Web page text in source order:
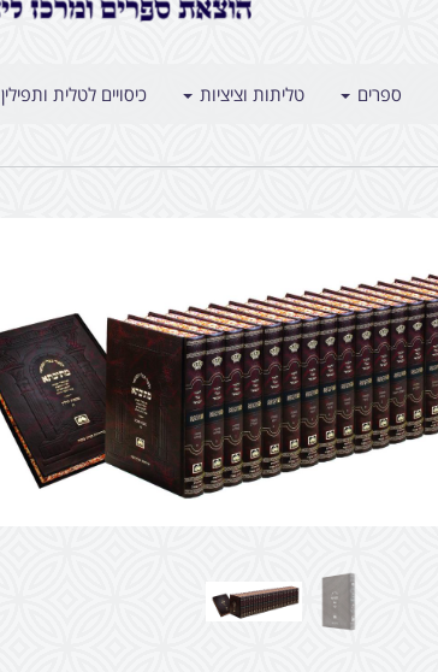
ספרים טליתות וציציות כיסויים לטלית ותפילין